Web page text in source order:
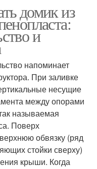
домик из
и
напоминает
При заливке
несущие
между опорами
называемая
Поверх
обвязку (ряд
стойки сверху)
крыши. Когда